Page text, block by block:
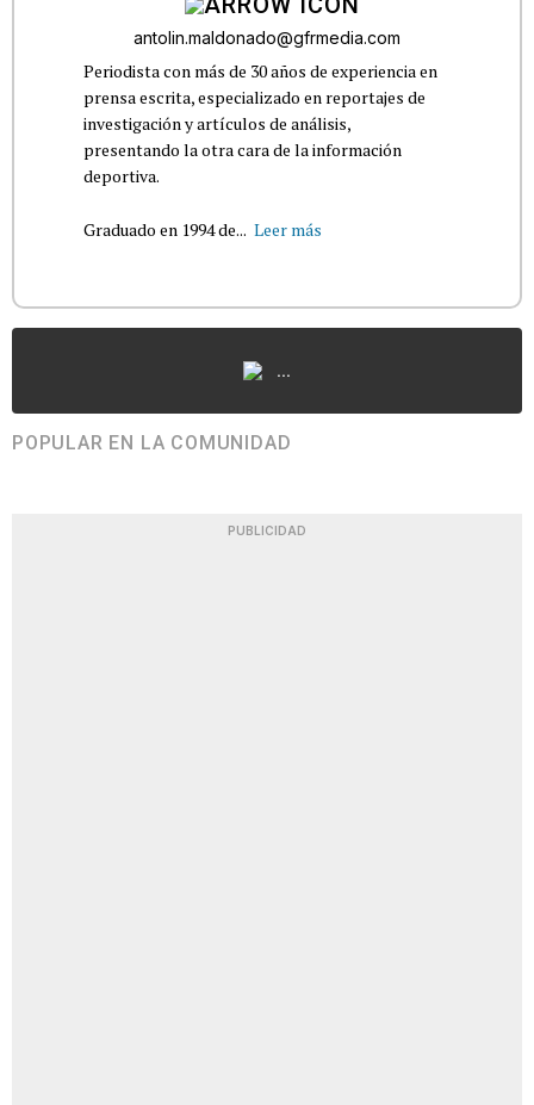
antolin.maldonado@gfrmedia.com
Periodista con más de 30 años de experiencia en
prensa escrita, especializado en reportajes de
investigación y artículos de análisis,
presentando la otra cara de la información
deportiva.
Graduado en 1994 de... Leer más
...
POPULAR EN LA COMUNIDAD
PUBLICIDAD